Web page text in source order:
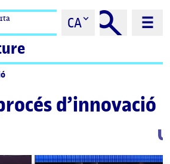
CA
d’innovació